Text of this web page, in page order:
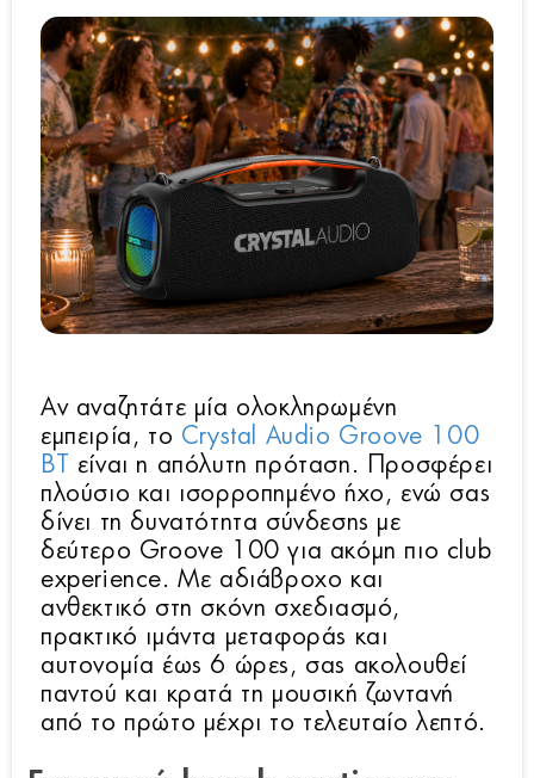
Αν αναζητάτε μία ολοκληρωμένη
εμπειρία, το Crystal Audio Groove 100
BT
είναι η απόλυτη πρόταση. Προσφέρει
πλούσιο και ισορροπημένο ήχο, ενώ σας
δίνει τη δυνατότητα σύνδεσης με
δεύτερο Groove 100 για ακόμη πιο club
experience. Με αδιάβροχο και
ανθεκτικό στη σκόνη σχεδιασμό,
πρακτικό ιμάντα μεταφοράς και
αυτονομία έως 6 ώρες, σας ακολουθεί
παντού και κρατά τη μουσική ζωντανή
από το πρώτο μέχρι το τελευταίο λεπτό.